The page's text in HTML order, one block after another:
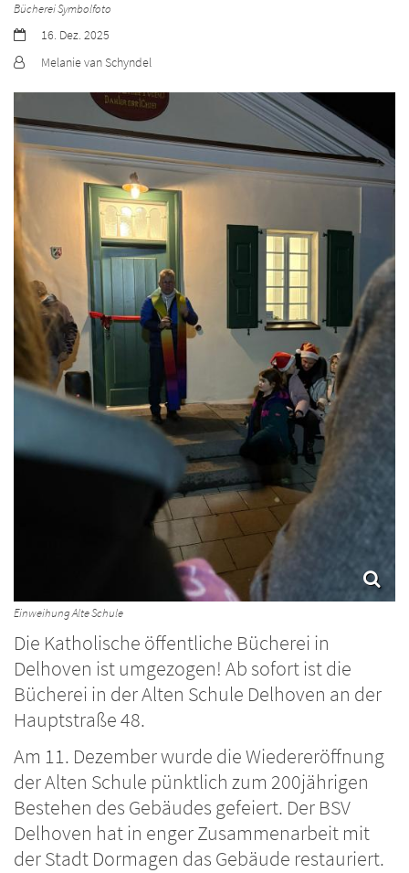
Bücherei Symbolfoto
Datum:16. Dez. 2025
Von:
Melanie van Schyndel
Einweihung Alte Schule
Die Katholische öffentliche Bücherei in
Delhoven ist umgezogen! Ab sofort ist die
Bücherei in der Alten Schule Delhoven an der
Hauptstraße 48.
Am 11. Dezember wurde die Wiedereröffnung
der Alten Schule pünktlich zum 200jährigen
Bestehen des Gebäudes gefeiert. Der BSV
Delhoven hat in enger Zusammenarbeit mit
der Stadt Dormagen das Gebäude restauriert.